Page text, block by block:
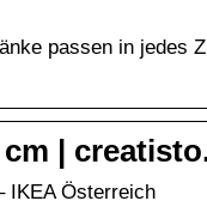
passen in jedes
|
IKEA Österreich